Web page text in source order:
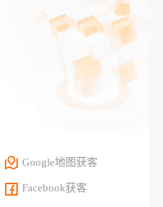
Google地图获客
Facebook获客